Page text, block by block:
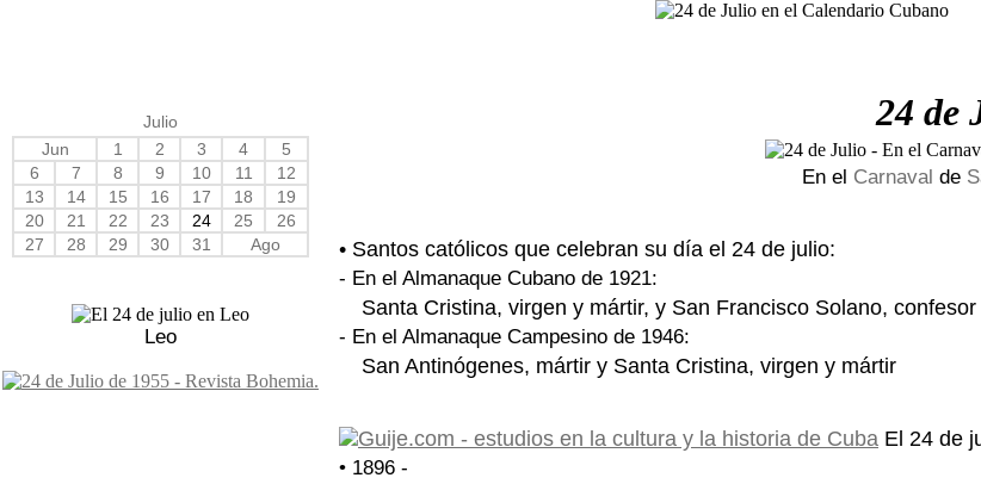
Julio
Jun
1 2 3 4
5
6
7 8 9 10 11
12
13
14 15 16 17 18
19
20
21 22 23 24 25
26
27
28 29 30 31 Ago
Leo
24 de
En el Carnaval de
• Santos católicos que celebran su día el 24 de julio:
- En el Almanaque Cubano de 1921:
Santa Cristina, virgen y mártir, y San Francisco Solano, confesor
- En el Almanaque Campesino de 1946:
San Antinógenes, mártir y Santa Cristina, virgen y mártir
El 24 de
• 1896 -